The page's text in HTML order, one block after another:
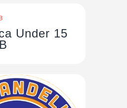
Under 15